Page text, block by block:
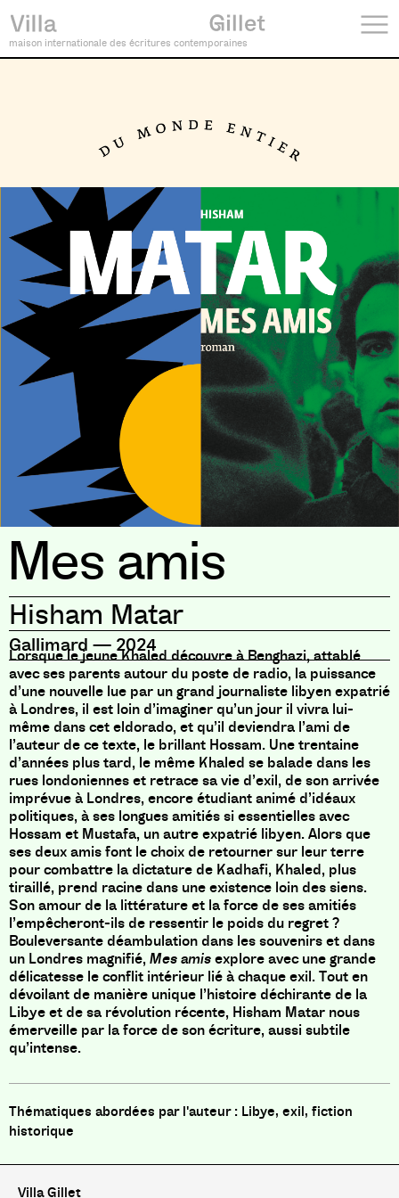
maison internationale des écritures contemporaines
Mes amis
Hisham Matar
Gallimard — 2024
Lorsque le jeune Khaled découvre à Benghazi, attablé
avec ses parents autour du poste de radio, la puissance
d’une nouvelle lue par un grand journaliste libyen expatrié
à Londres, il est loin d’imaginer qu’un jour il vivra lui-
même dans cet eldorado, et qu’il deviendra l’ami de
l’auteur de ce texte, le brillant Hossam. Une trentaine
d’années plus tard, le même Khaled se balade dans les
rues londoniennes et retrace sa vie d’exil, de son arrivée
imprévue à Londres, encore étudiant animé d’idéaux
politiques, à ses longues amitiés si essentielles avec
Hossam et Mustafa, un autre expatrié libyen. Alors que
ses deux amis font le choix de retourner sur leur terre
pour combattre la dictature de Kadhafi, Khaled, plus
tiraillé, prend racine dans une existence loin des siens.
Son amour de la littérature et la force de ses amitiés
l’empêcheront-ils de ressentir le poids du regret ?
Bouleversante déambulation dans les souvenirs et dans
un Londres magnifié,Mes amisexplore avec une grande
délicatesse le conflit intérieur lié à chaque exil. Tout en
dévoilant de manière unique l’histoire déchirante de la
Libye et de sa révolution récente, Hisham Matar nous
émerveille par la force de son écriture, aussi subtile
qu’intense.
Libye, exil, fiction
historique
Villa Gillet